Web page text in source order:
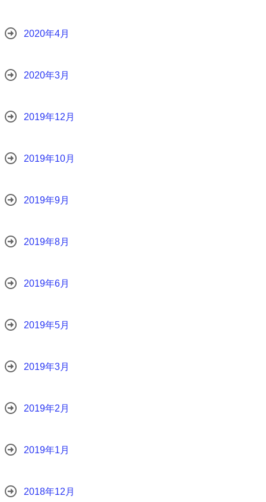
2020年4月
2020年3月
2019年12月
2019年10月
2019年9月
2019年8月
2019年6月
2019年5月
2019年3月
2019年2月
2019年1月
2018年12月